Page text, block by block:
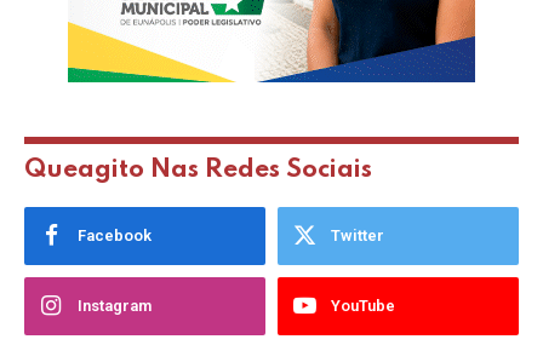
Queagito Nas Redes Sociais
Facebook Twitter
Instagram YouTube